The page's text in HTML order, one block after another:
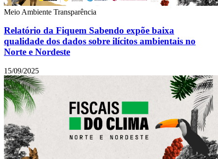
Meio Ambiente Transparência
Relatório da Fiquem Sabendo expõe baixa
qualidade dos dados sobre ilícitos ambientais no
Norte e Nordeste
15/09/2025